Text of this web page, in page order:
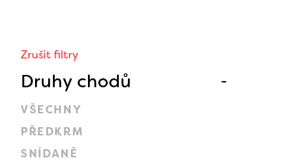
Zrušit filtry
Druhy chodů
VŠECHNY
PŘEDKRM
SNÍDANĚ